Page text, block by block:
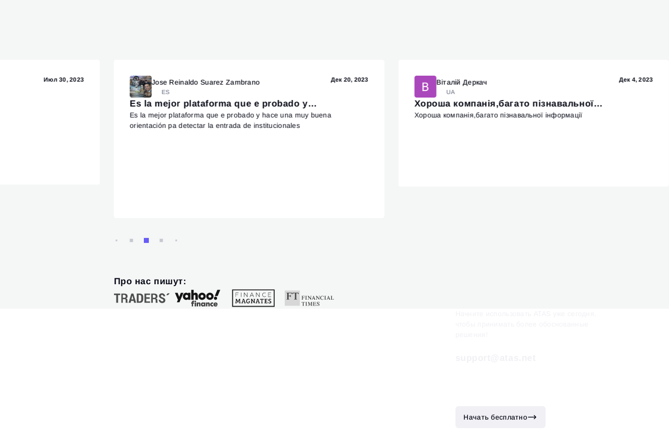
Июл 30, 2023 Jose Reinaldo Suarez Zambrano
ES
Дек 20, 2023
Es la mejor plataforma que e probado y…
Es la mejor plataforma que e probado y hace una muy buena
orientación pa detectar la entrada de institucionales
Віталій Деркач
UA
Дек 4, 2023
Хороша компанія,багато пізнавальної…
Хороша компанія,багато пізнавальної інформації
Про нас пишут:
Начать бесплатно